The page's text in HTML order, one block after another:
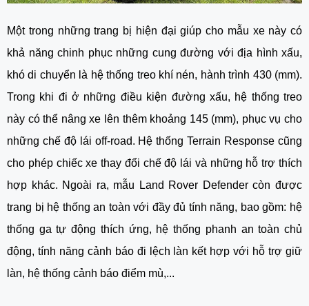
Một trong những trang bị hiện đại giúp cho mẫu xe này có
khả năng chinh phục những cung đường với địa hình xấu,
khó di chuyển là hệ thống treo khí nén, hành trình 430 (mm).
Trong khi đi ở những điều kiện đường xấu, hệ thống treo
này có thể nâng xe lên thêm khoảng 145 (mm), phục vụ cho
những chế độ lái off-road. Hệ thống Terrain Response cũng
cho phép chiếc xe thay đổi chế độ lái và những hỗ trợ thích
hợp khác. Ngoài ra, mẫu
Land Rover Defendercòn được
trang bị hệ thống an toàn với đầy đủ tính năng, bao gồm: hệ
thống ga tự động thích ứng, hệ thống phanh an toàn chủ
động, tính năng cảnh báo đi lệch làn kết hợp với hỗ trợ giữ
làn, hệ thống cảnh báo điểm mù,...